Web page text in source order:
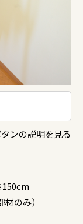
ンの説明を見る
のみ）